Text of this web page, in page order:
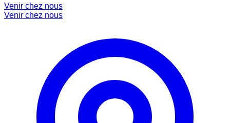
Venir chez nous
Venir chez nous